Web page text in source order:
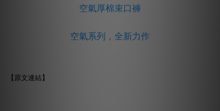
空氣厚棉束口褲
空氣系列，全新力作
【 原文連結】